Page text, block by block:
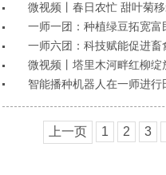
微视频丨春日农忙 甜叶菊
一师一团：种植绿豆拓宽富
一师六团：科技赋能促进畜
微视频丨塔里木河畔红柳绽
智能播种机器人在一师进行
上一页 1 2 3